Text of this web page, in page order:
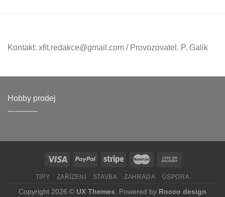
Kontakt: xfit.redakce@gmail.com / Provozovatel. P. Galik
Hobby prodej
------------
TIPY ZAŘÍZENÍ STAVBA ZAHRADA ÚSPORA
Copyright 2026 © UX Themes. Powered by Rocco design